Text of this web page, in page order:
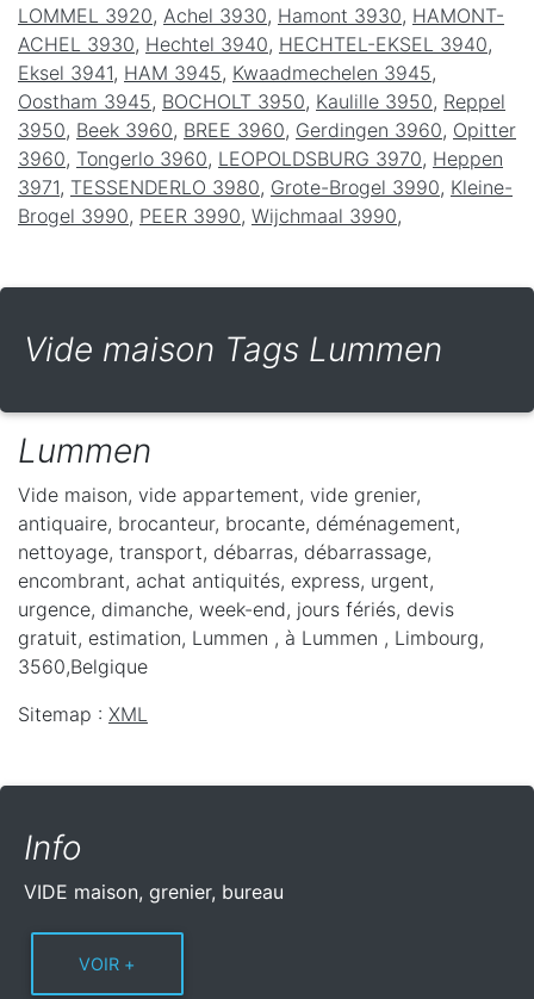
LOMMEL 3920, Achel 3930, Hamont 3930, HAMONT-
ACHEL 3930, Hechtel 3940, HECHTEL-EKSEL 3940,
Eksel 3941, HAM 3945, Kwaadmechelen 3945,
Oostham 3945, BOCHOLT 3950, Kaulille 3950, Reppel
3950, Beek 3960, BREE 3960, Gerdingen 3960, Opitter
3960, Tongerlo 3960, LEOPOLDSBURG 3970, Heppen
3971, TESSENDERLO 3980, Grote-Brogel 3990, Kleine-
Brogel 3990, PEER 3990, Wijchmaal 3990,
Vide maison Tags Lummen
Lummen
Vide maison, vide appartement, vide grenier,
antiquaire, brocanteur, brocante, déménagement,
nettoyage, transport, débarras, débarrassage,
encombrant, achat antiquités, express, urgent,
urgence, dimanche, week-end, jours fériés, devis
gratuit, estimation, Lummen , à Lummen , Limbourg,
3560,Belgique
Sitemap : XML
Info
VIDE maison, grenier, bureau